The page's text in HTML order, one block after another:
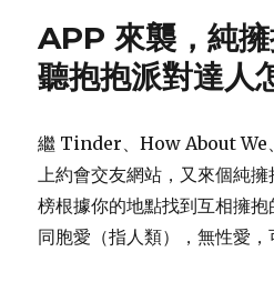
來
驚
人
差：
Paradox
APP 來襲，純
聽抱抱派對達人
繼 Tinder、How About We
上約會交友網站，又來個純
榜根據你的地點找到互相擁
同胞愛（指人類），無性愛，